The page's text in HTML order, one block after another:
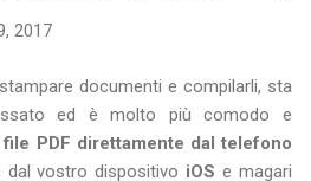
2017
documenti e compilarli, sta
ed è molto più comodo e
PDF direttamente dal telefono
dal vostro dispositivo iOS e magari